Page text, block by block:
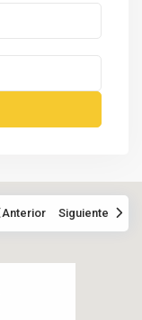
Anterior Siguiente